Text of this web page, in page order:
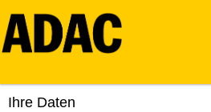
Ihre Daten